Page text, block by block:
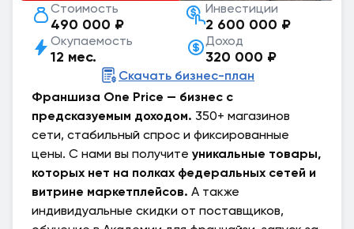
Стоимость
490 000 ₽
Инвестиции
2 600 000 ₽
Окупаемость
12 мес.
Доход
320 000 ₽
Франшиза One Price — бизнес с
предсказуемым доходом. 350+ магазинов
сети, стабильный спрос и фиксированные
цены. С нами вы получите уникальные товары,
которых нет на полках федеральных сетей и
витрине маркетплейсов. А также
индивидуальные скидки от поставщиков,
Скачать бизнес-план